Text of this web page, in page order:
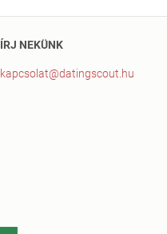
ÍRJ NEKÜNK
kapcsolat@datingscout.hu